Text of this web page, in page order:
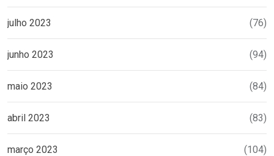
julho 2023 (76)
junho 2023 (94)
maio 2023 (84)
abril 2023 (83)
março 2023 (104)